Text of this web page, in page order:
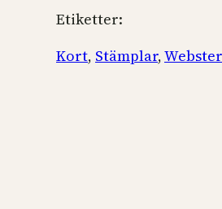
Etiketter:
Kort, Stämplar,